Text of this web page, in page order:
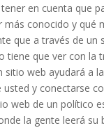
en cuenta que
más conocido y qué
que a través de un
tiene que ver con la
sitio web ayudará a
usted y conectarse
web de un político
la gente leerá su